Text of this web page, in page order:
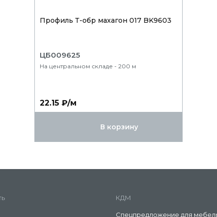
Профиль Т-обр махагон 017 BK9603
ЦБ009625
На центральном складе - 200 м
22.15 ₽/м
В корзину
КДМ
Спецпредложение для